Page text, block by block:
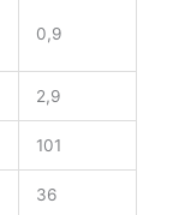
0,9
2,9
101
36